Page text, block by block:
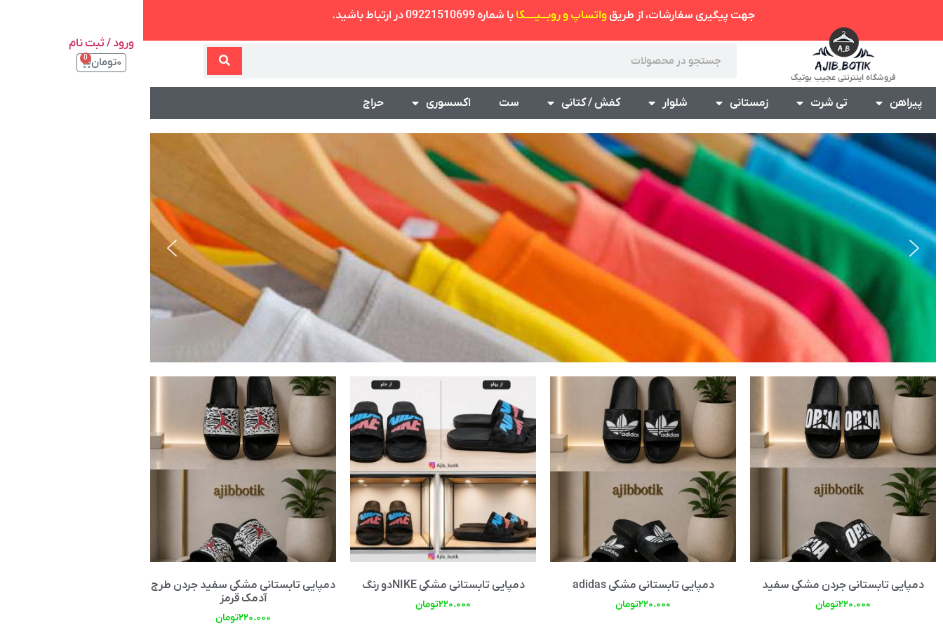
جهت پیگیری سفارشات، از طریقواتساپ و روبـــیـــــکابا شماره 09221510699 در ارتباط باشید.
فروشگاه اینترنتی عجیب بوتیک
ورود / ثبت نام
۰تومان 0
پیراهن تی شرت زمستانی شلوار کفش / کتانی ست اکسسوری حراج
دمپایی تابستانی جردن مشکی سفید
۲۲۰.۰۰۰تومان
دمپایی تابستانی مشکی adidas
۲۲۰.۰۰۰تومان
دمپایی تابستانی مشکی NIKEدو رنگ
۲۲۰.۰۰۰تومان
دمپایی تابستانی مشکی سفید جردن طرج
آدمک قرمز
۲۲۰.۰۰۰تومان